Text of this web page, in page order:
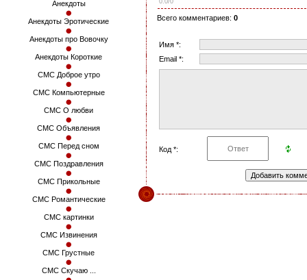
Анекдоты
Анекдоты Эротические
Анекдоты про Вовочку
Анекдоты Короткие
СМС Доброе утро
СМС Компьютерные
СМС О любви
СМС Объявления
СМС Перед сном
СМС Поздравления
СМС Прикольные
СМС Романтические
СМС картинки
СМС Извинения
СМС Грустные
СМС Скучаю ...
Всего комментариев: 0
Имя *:
Email *:
Код *: